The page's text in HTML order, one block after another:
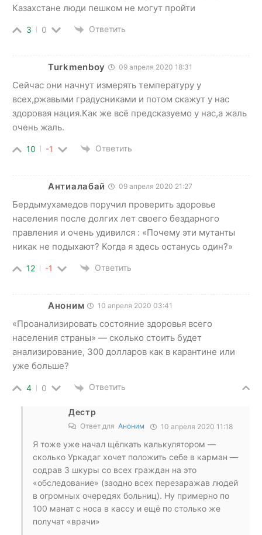
Казахстане люди пешком не могут пройти
3 0 Ответить
Turkmenboy 09 апреля 2020 18:31
Сейчас они начнут измерять температуру у
всех,ржавыми градусниками и потом скажут у нас
здоровая нация.Как же всё предсказуемо у нас,а жаль
очень жаль.
10 -1 Ответить
Антиалабай 09 апреля 2020 21:27
Бердымухамедов поручил проверить здоровье
населения после долгих лет своего бездарного
правления и очень удивился : «Почему эти мутанты
никак не подыхают? Когда я здесь останусь один?»
12 -1 Ответить
Аноним 10 апреля 2020 03:41
«Проанализировать состояние здоровья всего
населения страны» — сколько стоить будет
анализирование, 300 долларов как в карантине или
уже больше?
4 0 Ответить
Дестр
Ответ для Аноним 10 апреля 2020 11:18
Я тоже уже начал щёлкать калькулятором —
сколько Уркадаг хочет положить себе в карман —
содрав 3 шкуры со всех граждан на это
«обследование» (заодно всех перезаражав людей
в огромных очередях больниц). Ну примерно по
100 манат с носа в кассу и ещё по столько же
получат «врачи»